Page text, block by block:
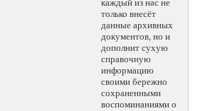
каждый из нас не
только внесёт
данные архивных
документов, но и
дополнит сухую
справочную
информацию
своими бережно
сохраненными
воспоминаниями о